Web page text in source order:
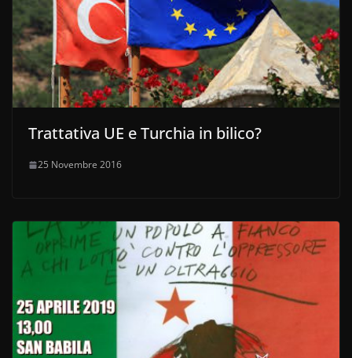
Trattativa UE e Turchia in bilico?
25 Novembre 2016